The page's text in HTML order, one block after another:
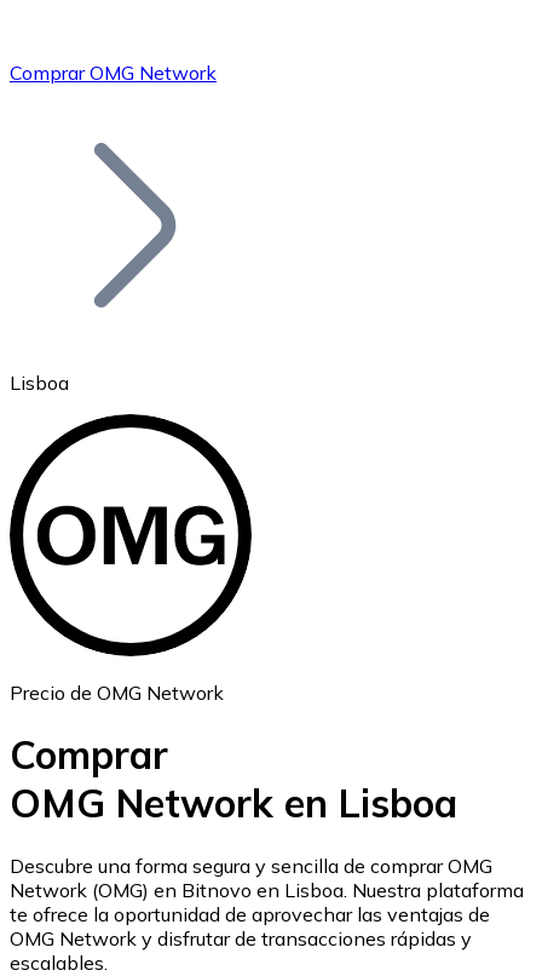
Bitcoin
Ethereum
ETH
USD Coin
USDC
Comprar OMG Network
Lisboa
Precio de OMG Network
Comprar
OMG Network en Lisboa
Descubre una forma segura y sencilla de comprar OMG
Network (OMG) en Bitnovo en Lisboa. Nuestra plataforma
te ofrece la oportunidad de aprovechar las ventajas de
OMG Network y disfrutar de transacciones rápidas y
escalables.